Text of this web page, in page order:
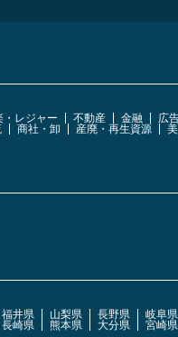
・レジャー 不動産 金融
広
商社・卸 産廃・再生資源
福井県 山梨県 長野県 岐阜県
長崎県 熊本県 大分県 宮崎県